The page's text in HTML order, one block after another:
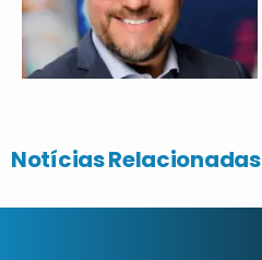
Notícias Relacionadas